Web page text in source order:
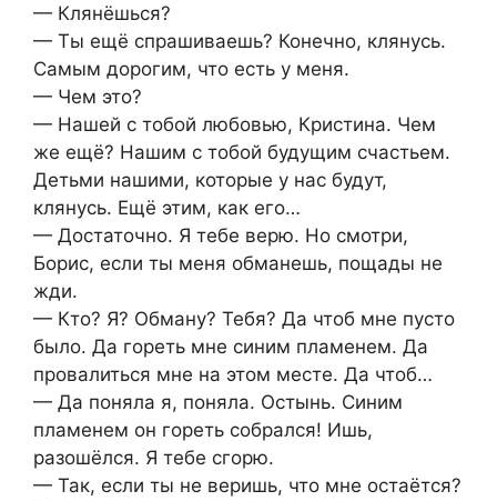
— Клянёшься?
— Ты ещё спрашиваешь? Конечно, клянусь.
Самым дорогим, что есть у меня.
— Чем это?
— Нашей с тобой любовью, Кристина. Чем
же ещё? Нашим с тобой будущим счастьем.
Детьми нашими, которые у нас будут,
клянусь. Ещё этим, как его…
— Достаточно. Я тебе верю. Но смотри,
Борис, если ты меня обманешь, пощады не
жди.
— Кто? Я? Обману? Тебя? Да чтоб мне пусто
было. Да гореть мне синим пламенем. Да
провалиться мне на этом месте. Да чтоб…
— Да поняла я, поняла. Остынь. Синим
пламенем он гореть собрался! Ишь,
разошёлся. Я тебе сгорю.
— Так, если ты не веришь, что мне остаётся?